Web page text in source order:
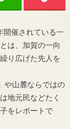
開催されている一
は、加賀の一向
り広げた先人を
や山麓ならではの
地元民などたく
をレポートで